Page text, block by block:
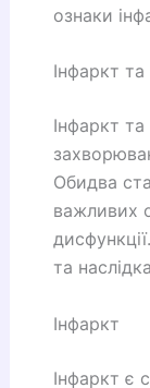
ознаки
Інфаркт
Інфаркт
Обидва
важливих
та
Інфаркт
Інфаркт є